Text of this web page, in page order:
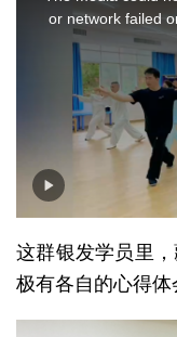
or network failed
这群银发学员里
极有各自的心得体